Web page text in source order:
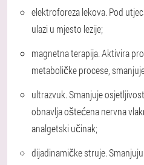
elektroforeza lekova. Pod
ulazi u mjesto lezije;
magnetna terapija. Aktivira
metaboličke procese,
ultrazvuk. Smanjuje
obnavlja oštećena nervna
analgetski učinak;
dijadinamičke struje.